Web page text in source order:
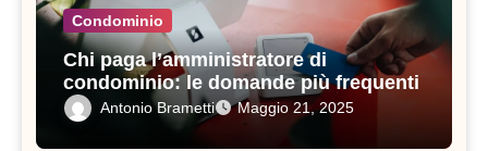
Condominio
Chi paga l’amministratore di
condominio: le domande più frequenti
Antonio Brametti Maggio 21, 2025